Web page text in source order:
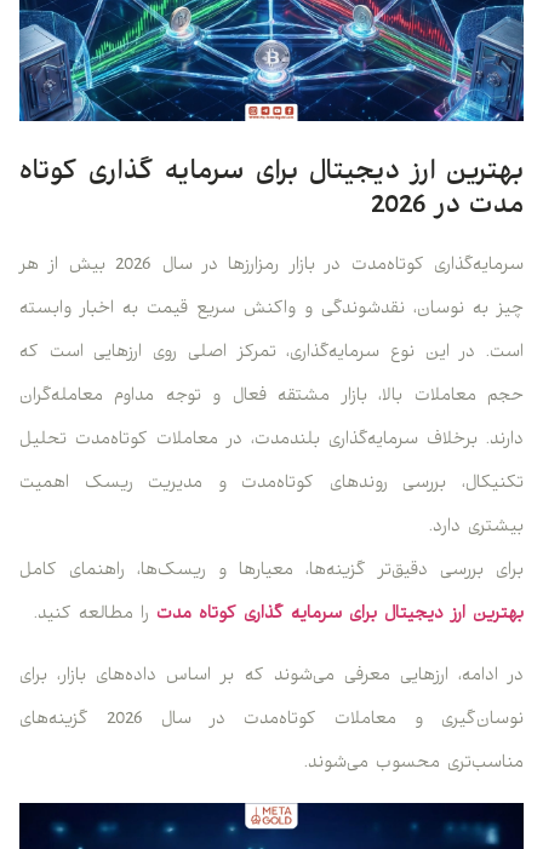
بهترین ارز دیجیتال برای سرمایه گذاری کوتاه
مدت در 2026
سرمایه‌گذاری کوتاه‌مدت در بازار رمزارزها در سال 2026 بیش از هر
چیز به نوسان، نقدشوندگی و واکنش سریع قیمت به اخبار وابسته
است. در این نوع سرمایه‌گذاری، تمرکز اصلی روی ارزهایی است که
حجم معاملات بالا، بازار مشتقه فعال و توجه مداوم معامله‌گران
دارند. برخلاف سرمایه‌گذاری بلندمدت، در معاملات کوتاه‌مدت تحلیل
تکنیکال، بررسی روندهای کوتاه‌مدت و مدیریت ریسک اهمیت
بیشتری دارد.
برای بررسی دقیق‌تر گزینه‌ها، معیارها و ریسک‌ها، راهنمای کامل
بهترین ارز دیجیتال برای سرمایه گذاری کوتاه مدت را مطالعه کنید.
در ادامه، ارزهایی معرفی می‌شوند که بر اساس داده‌های بازار، برای
نوسان‌گیری و معاملات کوتاه‌مدت در سال 2026 گزینه‌های
مناسب‌تری محسوب می‌شوند.